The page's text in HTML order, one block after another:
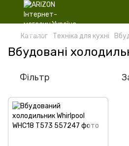
Каталог Техніка для кухні
Вбудовані
Фільтр